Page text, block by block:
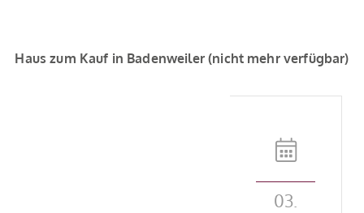
Haus zum Kauf in Badenweiler (nicht mehr verfügbar)
03.